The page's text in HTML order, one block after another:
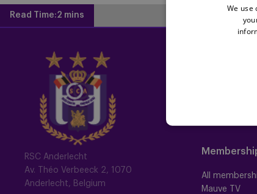
Read Time:2 mins
RSC Anderlecht
Av. Théo Verbeeck 2, 1070
Anderlecht, Belgium
All
Mauve TV
We use